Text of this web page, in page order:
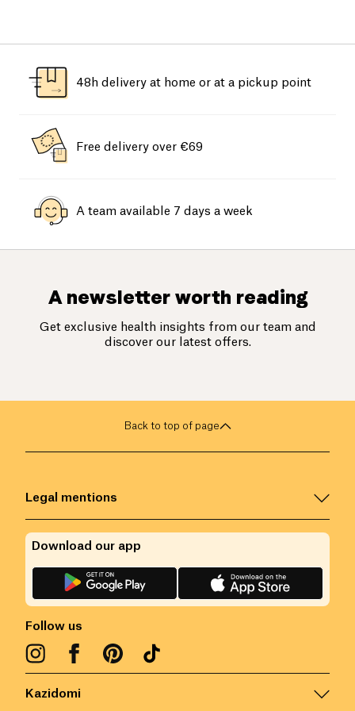
48h delivery at home or at a pickup point
Free delivery over €69
A team available 7 days a week
A newsletter worth reading
Get exclusive health insights from our team and
discover our latest offers.
Back to top of page
Kazidomi
Legal mentions
Follow us
Download our app